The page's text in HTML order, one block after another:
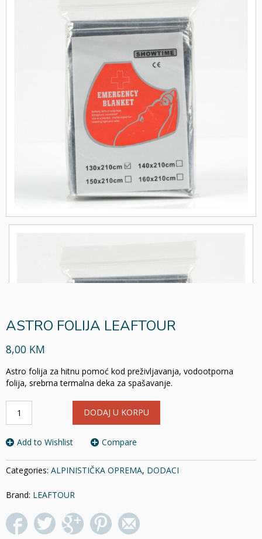
ASTRO FOLIJA LEAFTOUR
8,00 KM
Astro folija za hitnu pomoć kod preživljavanja, vodootporna
folija, srebrna termalna deka za spašavanje.
FOLIJA
količina
DODAJ U KORPU
Add to Wishlist Compare
Categories: ALPINISTIČKA OPREMA, DODACI
Brand: LEAFTOUR